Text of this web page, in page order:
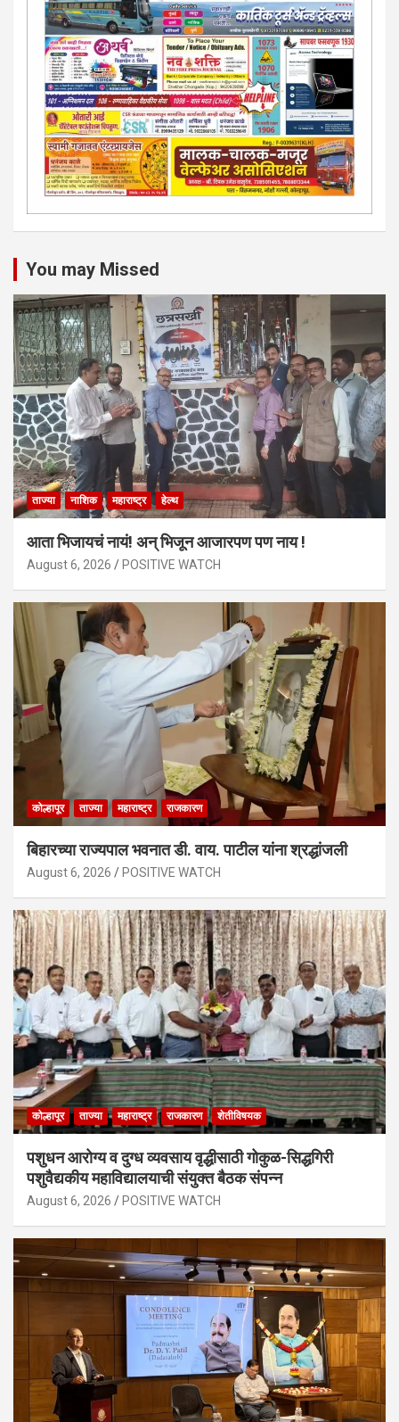
You may Missed
ताज्या नाशिक महाराष्ट्र हेल्थ
आता भिजायचं नायं! अन् भिजून आजारपण पण नाय !
August 6, 2026 POSITIVE WATCH
कोल्हापूर ताज्या महाराष्ट्र राजकारण
बिहारच्या राज्यपाल भवनात डी. वाय. पाटील यांना श्रद्धांजली
August 6, 2026 POSITIVE WATCH
कोल्हापूर ताज्या महाराष्ट्र राजकारण शेतीविषयक
पशुधन आरोग्य व दुग्ध व्यवसाय वृद्धीसाठी गोकुळ-सिद्धगिरी
पशुवैद्यकीय महाविद्यालयाची संयुक्त बैठक संपन्न
August 6, 2026 POSITIVE WATCH